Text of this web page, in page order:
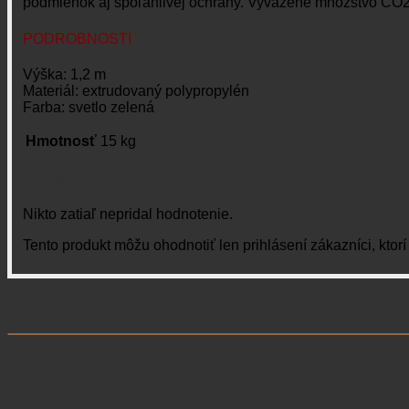
PODROBNOSTI
Výška: 1,2 m
Materiál: extrudovaný polypropylén
Farba: svetlo zelená
Hmotnosť 15 kg
Nikto zatiaľ nepridal hodnotenie.
Tento produkt môžu ohodnotiť len prihlásení zákazníci,